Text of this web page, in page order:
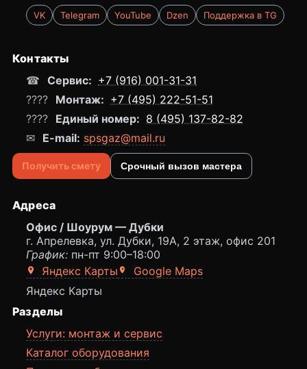
VK Telegram YouTube Dzen Поддержка в TG
Контакты
☎ Сервис: +7 (916) 001-31-31
???? Монтаж: +7 (495) 222-51-51
???? Единый номер: 8 (495) 137-82-82
✉ E-mail: spsgaz@mail.ru
Получить смету Срочный вызов мастера
Адреса
Офис / Шоурум — Дубки
г. Апрелевка, ул. Дубки, 19А, 2 этаж, офис 201
График: пн-пт 9:00–18:00
Яндекс Карты
Google Maps
Яндекс Карты
Разделы
Услуги: монтаж и сервис
Каталог оборудования